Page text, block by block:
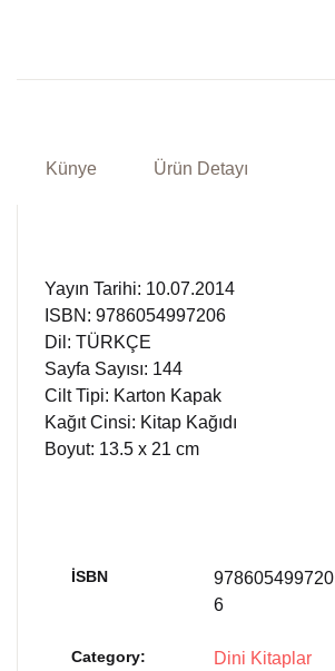
Künye Ürün Detayı
Yayın Tarihi: 10.07.2014
ISBN: 9786054997206
Dil: TÜRKÇE
Sayfa Sayısı: 144
Cilt Tipi: Karton Kapak
Kağıt Cinsi: Kitap Kağıdı
Boyut: 13.5 x 21 cm
İSBN
978605499720
6
Category: Dini Kitaplar